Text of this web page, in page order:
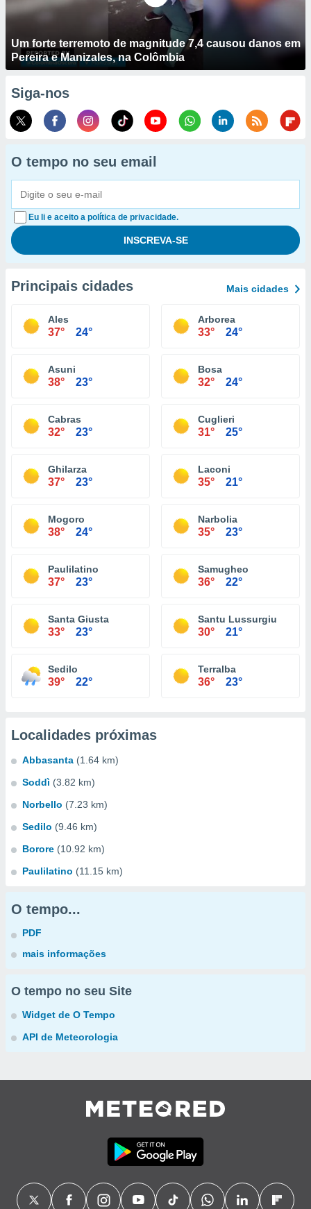
Um forte terremoto de magnitude 7,4 causou danos em
Pereira e Manizales, na Colômbia
Siga-nos
O tempo no seu email
Eu li e aceito a política de privacidade.
Principais cidades Mais cidades
Ales
37° 24°
Arborea
33° 24°
Asuni
38° 23°
Bosa
32° 24°
Cabras
32° 23°
Cuglieri
31° 25°
Ghilarza
37° 23°
Laconi
35° 21°
Mogoro
38° 24°
Narbolia
35° 23°
Paulilatino
37° 23°
Samugheo
36° 22°
Santa Giusta
33° 23°
Santu Lussurgiu
30° 21°
Sedilo
39° 22°
Terralba
36° 23°
Localidades próximas
Abbasanta (1.64 km)
Soddì (3.82 km)
Norbello (7.23 km)
Sedilo (9.46 km)
Borore (10.92 km)
Paulilatino (11.15 km)
O tempo...
PDF
mais informações
O tempo no seu Site
Widget de O Tempo
API de Meteorologia